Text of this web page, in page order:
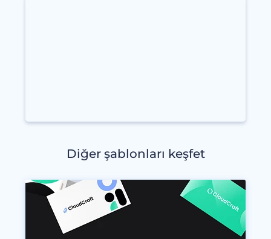
Diğer şablonları keşfet